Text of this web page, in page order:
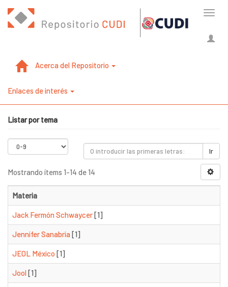
Acerca del Repositorio
Enlaces de interés
Listar por tema
Ir
Mostrando ítems 1-14 de 14
Materia
Jack Fermón Schwaycer[1]
Jennifer Sanabria[1]
JEOL México [1]
Jool[1]